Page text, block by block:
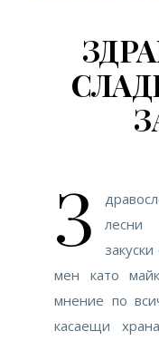
З
лесни
мен като
мнение по
касаещи